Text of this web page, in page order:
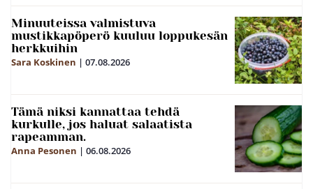
Minuuteissa valmistuva
mustikkapöperö kuuluu loppukesän
herkkuihin
Sara Koskinen | 07.08.2026
Tämä niksi kannattaa tehdä
kurkulle, jos haluat salaatista
rapeamman.
Anna Pesonen | 06.08.2026